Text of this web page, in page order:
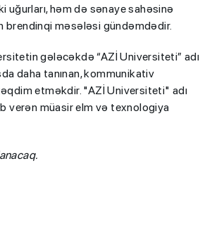
uğurları, həm də sənaye sahəsinə
brendinqi məsələsi gündəmdədir.
gələcəkdə “AZİ Universiteti” adı
daha tanınan, kommunikativ
etməkdir. "AZİ Universiteti" adı
verən müasir elm və texnologiya